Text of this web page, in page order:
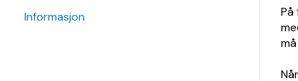
På
Arkiv/VSA
Grunndata
Informasjon